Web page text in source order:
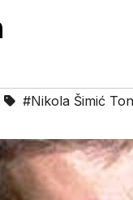
#Nikola Šimić